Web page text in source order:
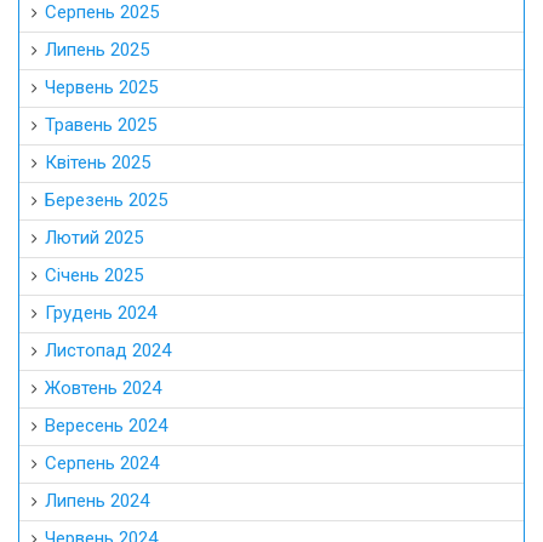
Серпень 2025
Липень 2025
Червень 2025
Травень 2025
Квітень 2025
Березень 2025
Лютий 2025
Січень 2025
Грудень 2024
Листопад 2024
Жовтень 2024
Вересень 2024
Серпень 2024
Липень 2024